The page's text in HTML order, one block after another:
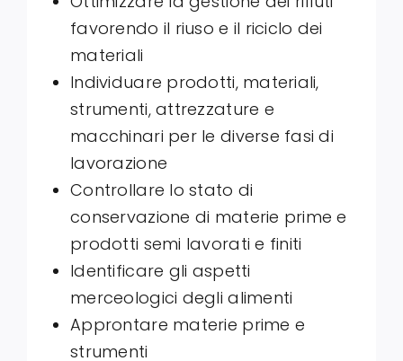
favorendo il riuso e il riciclo dei
materiali
Individuare prodotti, materiali,
strumenti, attrezzature e
macchinari per le diverse fasi di
lavorazione
Controllare lo stato di
conservazione di materie prime e
prodotti semi lavorati e finiti
Identificare gli aspetti
merceologici degli alimenti
Approntare materie prime e
strumenti